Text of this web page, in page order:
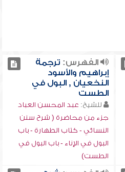
الفهرس: ترجمة
إبراهيم والأسود
النخعيان , البول في
الطست
للشيخ: عبد المحسن العباد
جزء من محاضرة ( شرح سنن
النسائي - كتاب الطهارة - باب
البول في الإناء - باب البول في
الطست)